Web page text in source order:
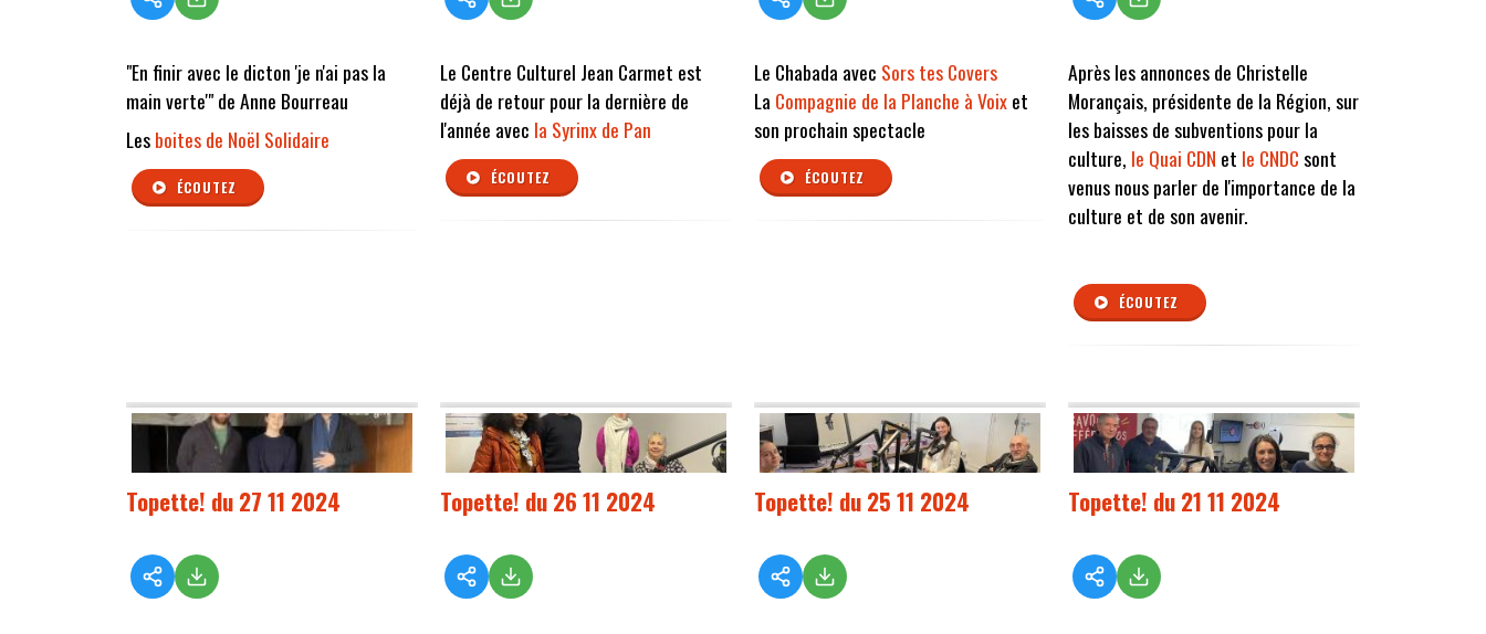
"En finir avec le dicton 'je n'ai pas la
main verte'" de Anne Bourreau
Lesboites de Noël Solidaire
ÉCOUTEZ
Le Centre Culturel Jean Carmet est
déjà de retour pour la dernière de
l'année avec la Syrinx de Pan
ÉCOUTEZ
Le Chabada avec Sors tes Covers
La Compagnie de la Planche à Voixet
son prochain spectacle
ÉCOUTEZ
Après les annonces de Christelle
Morançais, présidente de la Région, sur
les baisses de subventions pour la
culture, le Quai CDN et le CNDCsont
venus nous parler de l'importance de la
culture et de son avenir.
ÉCOUTEZ
Topette! du 27 11 2024 Topette! du 26 11 2024 Topette! du 25 11 2024 Topette! du 21 11 2024